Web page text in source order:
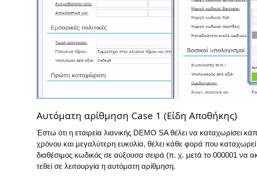
Αυτόματη αρίθμηση Case 1 (Είδη Αποθήκης)
Έστω ότι η εταιρεία λιανικής DEMO SA θέλει να καταχωρίσει
χρόνου και μεγαλύτερη ευκολία, θέλει κάθε φορά που
διαθέσιμος κωδικός σε αύξουσα σειρά (π. χ. μετά το 000001 να
τεθεί σε λειτουργία η αυτόματη αρίθμηση.